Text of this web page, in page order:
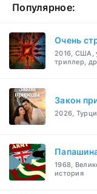
Популярное:
Очень
2016, США,
триллер,
Закон
2026,
1968,
история